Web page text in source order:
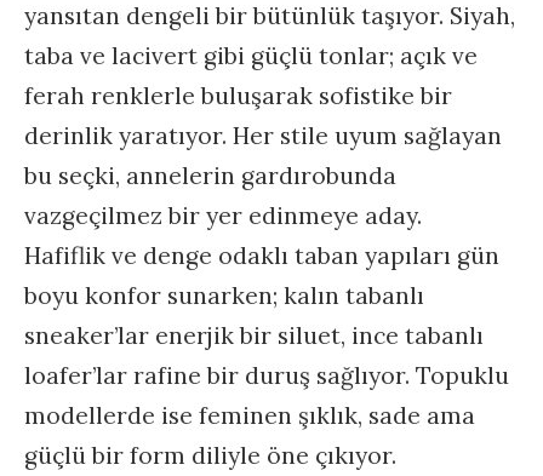
yansıtan dengeli bir bütünlük taşıyor. Siyah,
taba ve lacivert gibi güçlü tonlar; açık ve
ferah renklerle buluşarak sofistike bir
derinlik yaratıyor. Her stile uyum sağlayan
bu seçki, annelerin gardırobunda
vazgeçilmez bir yer edinmeye aday.
Hafiflik ve denge odaklı taban yapıları gün
boyu konfor sunarken; kalın tabanlı
sneaker’lar enerjik bir siluet, ince tabanlı
loafer’lar rafine bir duruş sağlıyor. Topuklu
modellerde ise feminen şıklık, sade ama
güçlü bir form diliyle öne çıkıyor.